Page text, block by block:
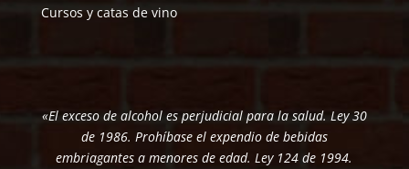
Cursos y catas de vino
«El exceso de alcohol es perjudicial para la salud. Ley 30
de 1986. Prohíbase el expendio de bebidas
embriagantes a menores de edad. Ley 124 de 1994.